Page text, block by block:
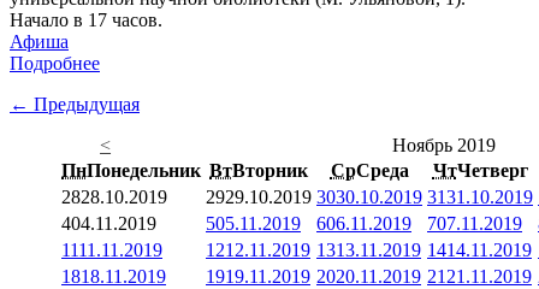
Начало в 17 часов.
Афиша
Подробнее
← Предыдущая
<
Ноябрь 2019
ПнПонедельник ВтВторник СрСреда ЧтЧетверг
2828.10.2019 2929.10.2019 3030.10.2019 3131.10.2019
404.11.2019 505.11.2019 606.11.2019 707.11.2019
1111.11.2019 1212.11.2019 1313.11.2019 1414.11.2019
1818.11.2019 1919.11.2019 2020.11.2019 21 21.11.2019